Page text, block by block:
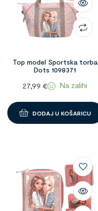
Top model Sportska torba
Dots 1098371
27,99€ Na zalihi
DODAJ U KOŠARICU